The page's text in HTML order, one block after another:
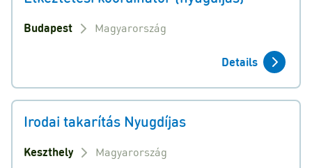
Budapest Magyarország
Details
Irodai takarítás Nyugdíjas
Keszthely Magyarország